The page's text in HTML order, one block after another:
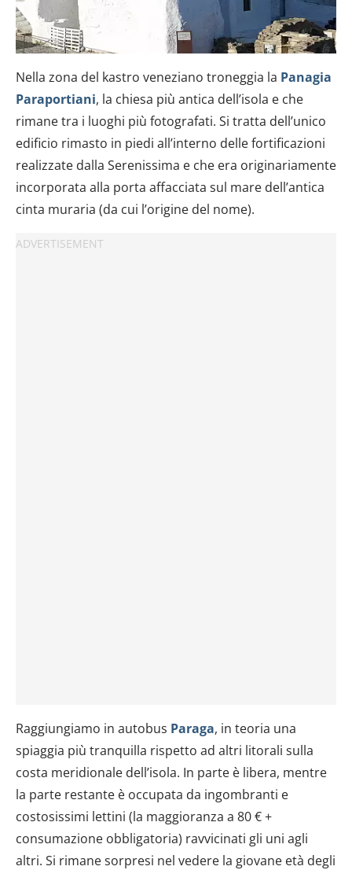
Nella zona del kastro veneziano troneggia la Panagia
Paraportiani, la chiesa più antica dell’isola e che
rimane tra i luoghi più fotografati. Si tratta dell’unico
edificio rimasto in piedi all’interno delle fortificazioni
realizzate dalla Serenissima e che era originariamente
incorporata alla porta affacciata sul mare dell’antica
cinta muraria (da cui l’origine del nome).
Raggiungiamo in autobus Paraga, in teoria una
spiaggia più tranquilla rispetto ad altri litorali sulla
costa meridionale dell’isola. In parte è libera, mentre
la parte restante è occupata da ingombranti e
costosissimi lettini (la maggioranza a 80 € +
consumazione obbligatoria) ravvicinati gli uni agli
altri. Si rimane sorpresi nel vedere la giovane età degli